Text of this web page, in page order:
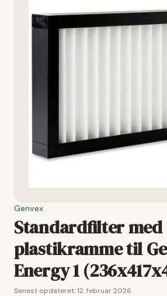
Genvex
Standardfilter med
plastikramme til
Energy 1
Senest opdateret:12. februar 2026